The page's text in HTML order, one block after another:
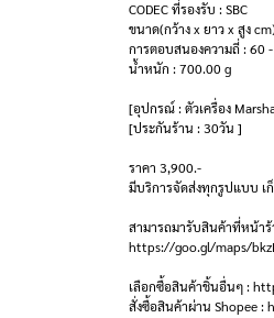
CODEC ที่รองรับ : SBC
ขนาด(กว้าง x ยาว x สูง
การตอบสนองความถี่ : 60
น้ำหนัก : 700.00 g
[อุปกรณ์ : ตัวเครื่อง
[ประกันร้าน : 30วัน ]
ราคา 3,900.-
มีบริการจัดส่งทุกรูปแบบ เ
สามารถมารับสินค้าที่หน้า
https://goo.gl/maps/
เลือกซื้อสินค้าชิ้นอื่นๆ :
สั่งซื้อสินค้าผ่าน Shopee